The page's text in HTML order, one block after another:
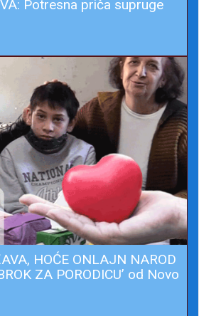
Potresna priča supruge
HOĆE ONLAJN NAROD
ZA PORODICU’ od Novo